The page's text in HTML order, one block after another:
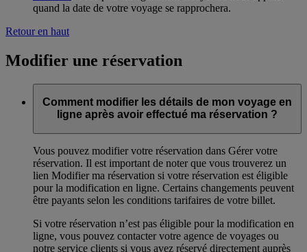
quand la date de votre voyage se rapprochera.
Retour en haut
Modifier une réservation
Comment modifier les détails de mon voyage en
ligne après avoir effectué ma réservation ?
Vous pouvez modifier votre réservation dans Gérer votre
réservation. Il est important de noter que vous trouverez un
lien Modifier ma réservation si votre réservation est éligible
pour la modification en ligne. Certains changements peuvent
être payants selon les conditions tarifaires de votre billet.
Si votre réservation n’est pas éligible pour la modification en
ligne, vous pouvez contacter votre agence de voyages ou
notre service clients si vous avez réservé directement auprès